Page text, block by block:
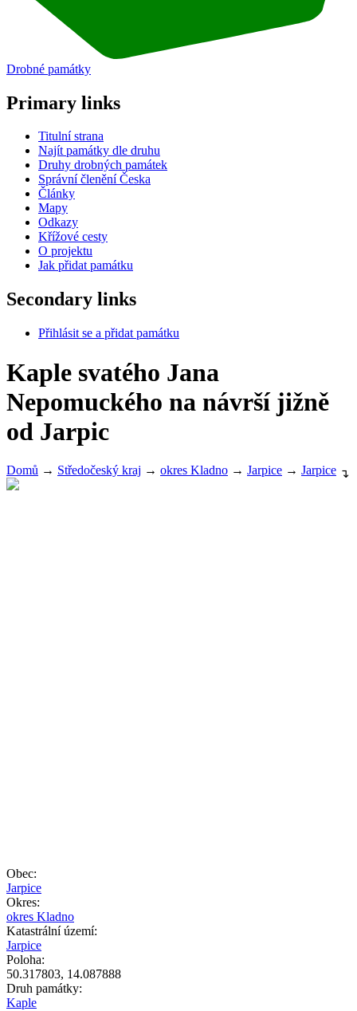
Drobné památky
Primary links
Titulní strana
Najít památky dle druhu
Druhy drobných památek
Správní členění Česka
Články
Mapy
Odkazy
Křížové cesty
O projektu
Jak přidat památku
Secondary links
Přihlásit se a přidat památku
Kaple svatého Jana
Nepomuckého na návrší jižně
od Jarpic
Domů → Středočeský kraj → okres Kladno → Jarpice → Jarpice ↴
+
−
Obec:
Jarpice
Okres:
okres Kladno
Katastrální území:
Jarpice
Poloha:
50.317803, 14.087888
Druh památky:
Kaple